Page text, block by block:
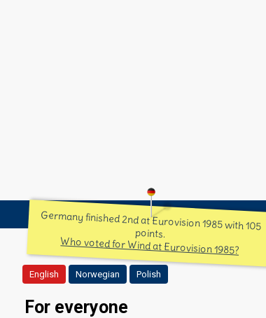
Germany finished 2nd at Eurovision 1985 with 105
points.
Who voted for Wind at Eurovision 1985?
English Norwegian Polish
For everyone